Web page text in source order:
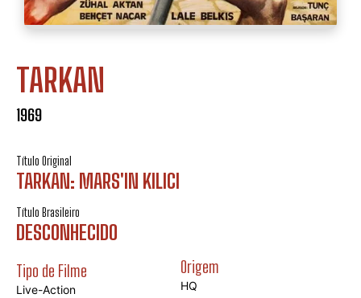
TARKAN
1969
Título Original
TARKAN: MARS'IN KILICI
Título Brasileiro
DESCONHECIDO
Tipo de Filme
Live-Action
Origem
HQ